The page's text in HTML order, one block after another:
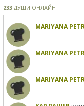
233 ДУШИ ОНЛАЙН
MARIYANA
MARIYANA
MARIYANA